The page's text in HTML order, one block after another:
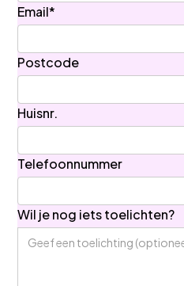
Email*
Postcode
Huisnr.
Telefoonnummer
Wil je nog iets toelichten?